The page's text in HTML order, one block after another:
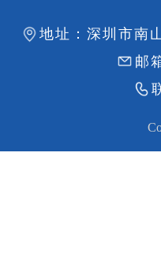
地址：深圳市南
邮